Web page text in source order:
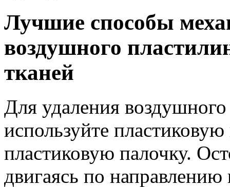
Лучшие способы
воздушного
тканей
Для удаления
используйте
пластиковую палочку.
двигаясь по